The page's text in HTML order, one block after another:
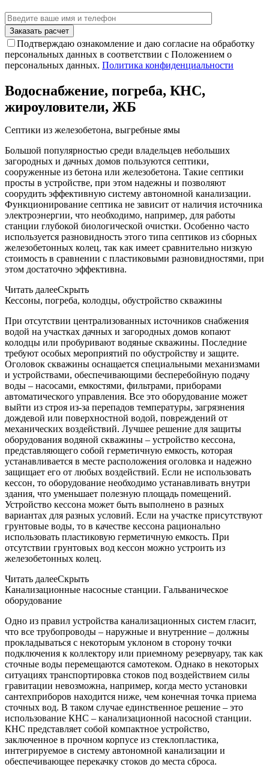
Подтверждаю ознакомление и даю согласие на обработку
персональных данных в соответствии с Положением о
персональных данных. Политика конфиденциальности
Водоснабжение, погреба, КНС,
жироуловители, ЖБ
Септики из железобетона, выгребные ямы
Большой популярностью среди владельцев небольших
загородных и дачных домов пользуются септики,
сооруженные из бетона или железобетона. Такие септики
просты в устройстве, при этом надежны и позволяют
соорудить эффективную систему автономной канализации.
Функционирование септика не зависит от наличия источника
электроэнергии, что необходимо, например, для работы
станции глубокой биологической очистки. Особенно часто
используется разновидность этого типа септиков из сборных
железобетонных колец, так как имеет сравнительно низкую
стоимость в сравнении с пластиковыми разновидностями, при
этом достаточно эффективна.
Читать далееСкрыть
Кессоны, погреба, колодцы, обустройство скважины
При отсутствии централизованных источников снабжения
водой на участках дачных и загородных домов копают
колодцы или пробуривают водяные скважины. Последние
требуют особых мероприятий по обустройству и защите.
Оголовок скважины оснащается специальными механизмами
и устройствами, обеспечивающими бесперебойную подачу
воды – насосами, емкостями, фильтрами, приборами
автоматического управления. Все это оборудование может
выйти из строя из-за перепадов температуры, загрязнения
дождевой или поверхностной водой, повреждений от
механических воздействий. Лучшее решение для защиты
оборудования водяной скважины – устройство кессона,
представляющего собой герметичную емкость, которая
устанавливается в месте расположения оголовка и надежно
защищает его от любых воздействий. Если не использовать
кессон, то оборудование необходимо устанавливать внутри
здания, что уменьшает полезную площадь помещений.
Устройство кессона может быть выполнено в разных
вариантах для разных условий. Если на участке присутствуют
грунтовые воды, то в качестве кессона рационально
использовать пластиковую герметичную емкость. При
отсутствии грунтовых вод кессон можно устроить из
железобетонных колец.
Читать далееСкрыть
Канализационные насосные станции. Гальваническое
оборудование
Одно из правил устройства канализационных систем гласит,
что все трубопроводы – наружные и внутренние – должны
прокладываться с некоторым уклоном в сторону точки
подключения к коллектору или приемному резервуару, так как
сточные воды перемещаются самотеком. Однако в некоторых
ситуациях транспортировка стоков под воздействием силы
гравитации невозможна, например, когда место установки
сантехприборов находится ниже, чем конечная точка приема
сточных вод. В таком случае единственное решение – это
использование КНС – канализационной насосной станции.
КНС представляет собой компактное устройство,
заключенное в прочном корпусе из стеклопластика,
интегрируемое в систему автономной канализации и
обеспечивающее перекачку стоков до места сброса.